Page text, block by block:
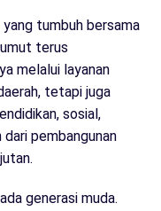
tumbuh bersama
terus
melalui layanan
tetapi juga
sosial,
dari pembangunan
generasi muda.